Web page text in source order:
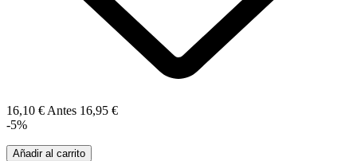
16,10 €Antes 16,95 €
-5%
Añadir al carrito